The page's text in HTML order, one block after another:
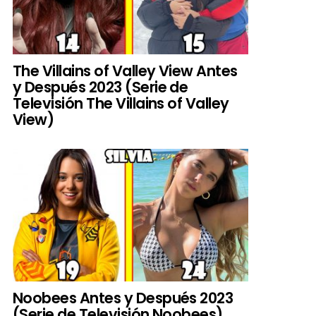
The Villains of Valley View Antes
y Después 2023 (Serie de
Televisión The Villains of Valley
View)
Noobees Antes y Después 2023